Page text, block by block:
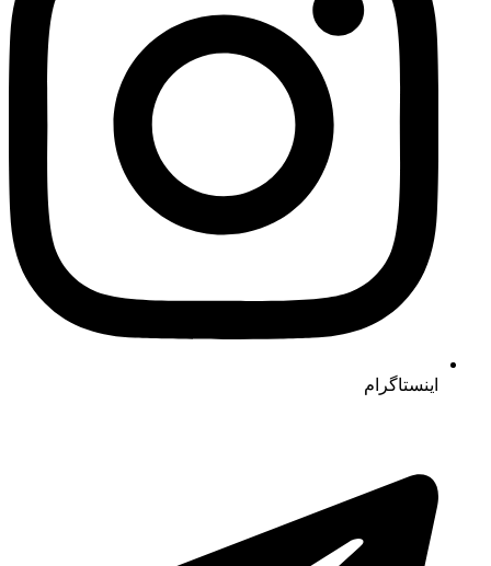
اینستاگرام